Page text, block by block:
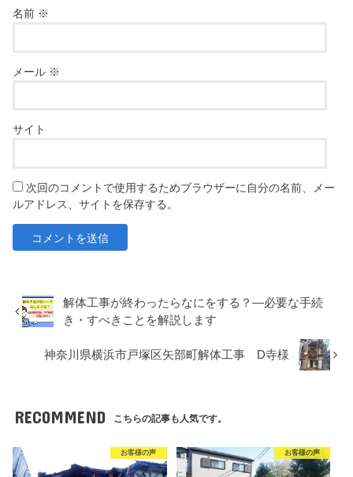
名前 ※
メール ※
サイト
次回のコメントで使用するためブラウザーに自分の名前、メー
ルアドレス、サイトを保存する。
解体工事が終わったらなにをする？―必要な手続
き・すべきことを解説します
神奈川県横浜市戸塚区矢部町解体工事 D寺様
RECOMMEND こちらの記事も人気です。
お客様の声 お客様の声